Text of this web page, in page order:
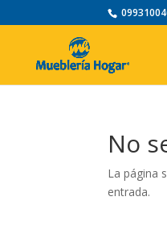
No
La página
entrada.